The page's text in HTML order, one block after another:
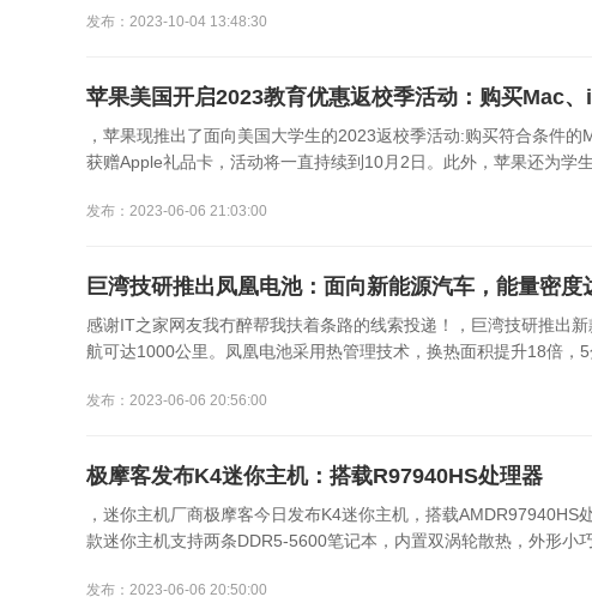
发布：2023-10-04 13:48:30
苹果美国开启2023教育优惠返校季活动：购买Mac
，苹果现推出了面向美国大学生的2023返校季活动:购买符合条件
获赠Apple礼品卡，活动将一直持续到10月2日。此外，苹果还为学生
发布：2023-06-06 21:03:00
巨湾技研推出凤凰电池：面向新能源汽车，能量密度
感谢IT之家网友我冇醉帮我扶着条路的线索投递！，巨湾技研推出
航可达1000公里。凤凰电池采用热管理技术，换热面积提升18倍，5
发布：2023-06-06 20:56:00
极摩客发布K4迷你主机：搭载R97940HS处理器
，迷你主机厂商极摩客今日发布K4迷你主机，搭载
款迷你主机支持两条DDR5-5600笔记本，内置双涡轮散热，外形小
发布：2023-06-06 20:50:00